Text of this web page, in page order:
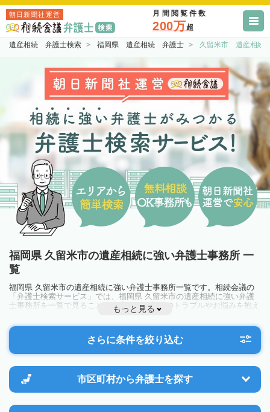
朝日新聞社運営 月間閲覧件数
200万超
遺産相続 弁護士検索 福岡県 遺産相続 弁護士 久留米市 遺産相続
福岡県 久留米市の遺産相続に強い弁護士事務所 一
覧
福岡県 久留米市の遺産相続に強い弁護士事務所一覧です。相続会議の
「弁護士検索サービス」では、福岡県 久留米市の遺産相続に強い弁護
士事務所を一覧で見ることが出来ます。相続のトラブルやお悩みを抱え
ている方は一度近隣の弁護士に相談してみましょう。
もっと見る
さらに条件を絞り込む
市区町村から弁護士を探す